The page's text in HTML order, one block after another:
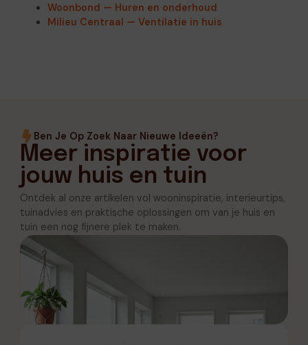
Woonbond — Huren en onderhoud
Milieu Centraal — Ventilatie in huis
Ben Je Op Zoek Naar Nieuwe Ideeën?
Meer inspiratie voor
jouw huis en tuin
Ontdek al onze artikelen vol wooninspiratie, interieurtips,
tuinadvies en praktische oplossingen om van je huis en
tuin een nog fijnere plek te maken.